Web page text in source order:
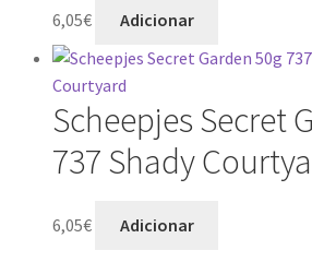
6,05€ Adicionar
Scheepjes Secret
737 Shady
6,05€ Adicionar